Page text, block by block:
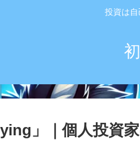
投資は
」｜個人投資